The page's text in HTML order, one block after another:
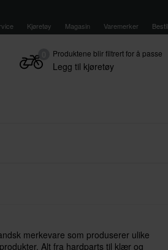
Kjøretøy Magasin Varemerker
Produktene blir filtrert for å passe
Legg til kjøretøy
merkevare som produserer ulike
Alt fra hardparts til klær og